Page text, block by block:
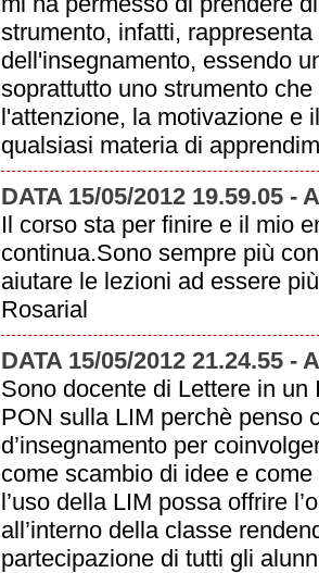
strumento, infatti,
dell'insegnamento, essendo
soprattutto uno strumento
l'attenzione, la motivazione e
qualsiasi materia di
DATA 15/05/2012 19.59.05 -
Il corso sta per finire e il mio
continua.Sono sempre più
aiutare le lezioni ad essere
Rosarial
DATA 15/05/2012 21.24.55 -
Sono docente di Lettere in
PON sulla LIM perchè penso
d’insegnamento per
come scambio di idee e
l’uso della LIM possa offrire
all’interno della classe
partecipazione di tutti gli